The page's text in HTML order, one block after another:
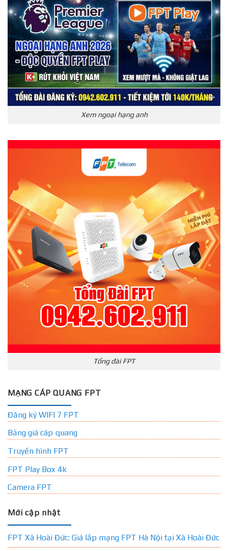
Xem ngoại hạng anh
Tổng đài FPT
MẠNG CÁP QUANG FPT
Đăng ký WIFI 7 FPT
Bảng giá cáp quang
Truyền hình FPT
FPT Play Box 4k
Camera FPT
Mới cập nhật
FPT Xã Hoài Đức: Giá lắp mạng FPT Hà Nội tại Xã Hoài Đức